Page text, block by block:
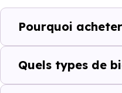
Pourquoi
Quels types de